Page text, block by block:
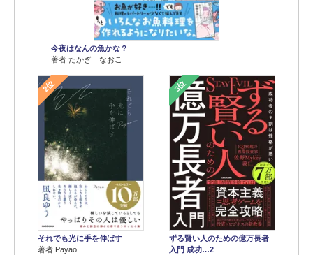
今夜はなんの魚かな？
著者 たかぎ なおこ
2位
それでも光に手を伸ばす
著者 Payao
3位
ずる賢い人のための億万長者
入門 成功…2